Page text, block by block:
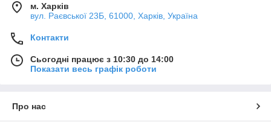
м. Харків
вул. Раєвської 23Б, 61000, Харків, Україна
Контакти
Сьогодні працює з 10:30 до 14:00
Показати весь графік роботи
Про нас